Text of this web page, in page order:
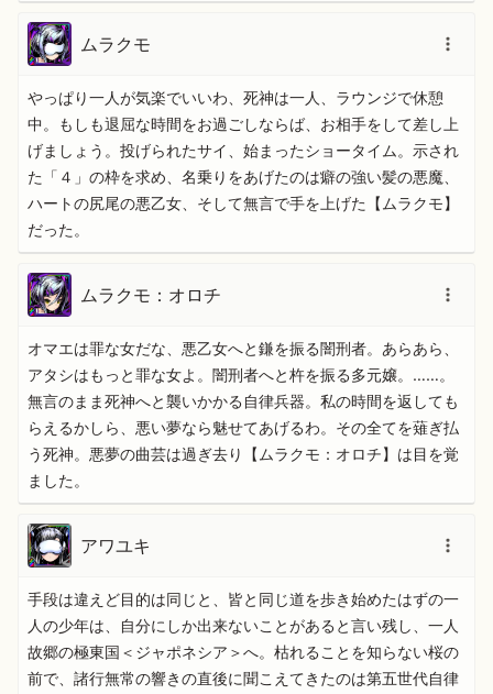
ムラクモ
やっぱり一人が気楽でいいわ、死神は一人、ラウンジで休憩
中。もしも退屈な時間をお過ごしならば、お相手をして差し上
げましょう。投げられたサイ、始まったショータイム。示され
た「４」の枠を求め、名乗りをあげたのは癖の強い髪の悪魔、
ハートの尻尾の悪乙女、そして無言で手を上げた【ムラクモ】
だった。
ムラクモ：オロチ
オマエは罪な女だな、悪乙女へと鎌を振る闇刑者。あらあら、
アタシはもっと罪な女よ。闇刑者へと杵を振る多元嬢。……。
無言のまま死神へと襲いかかる自律兵器。私の時間を返しても
らえるかしら、悪い夢なら魅せてあげるわ。その全てを薙ぎ払
う死神。悪夢の曲芸は過ぎ去り【ムラクモ：オロチ】は目を覚
ました。
アワユキ
手段は違えど目的は同じと、皆と同じ道を歩き始めたはずの一
人の少年は、自分にしか出来ないことがあると言い残し、一人
故郷の極東国＜ジャポネシア＞へ。枯れることを知らない桜の
前で、諸行無常の響きの直後に聞こえてきたのは第五世代自律